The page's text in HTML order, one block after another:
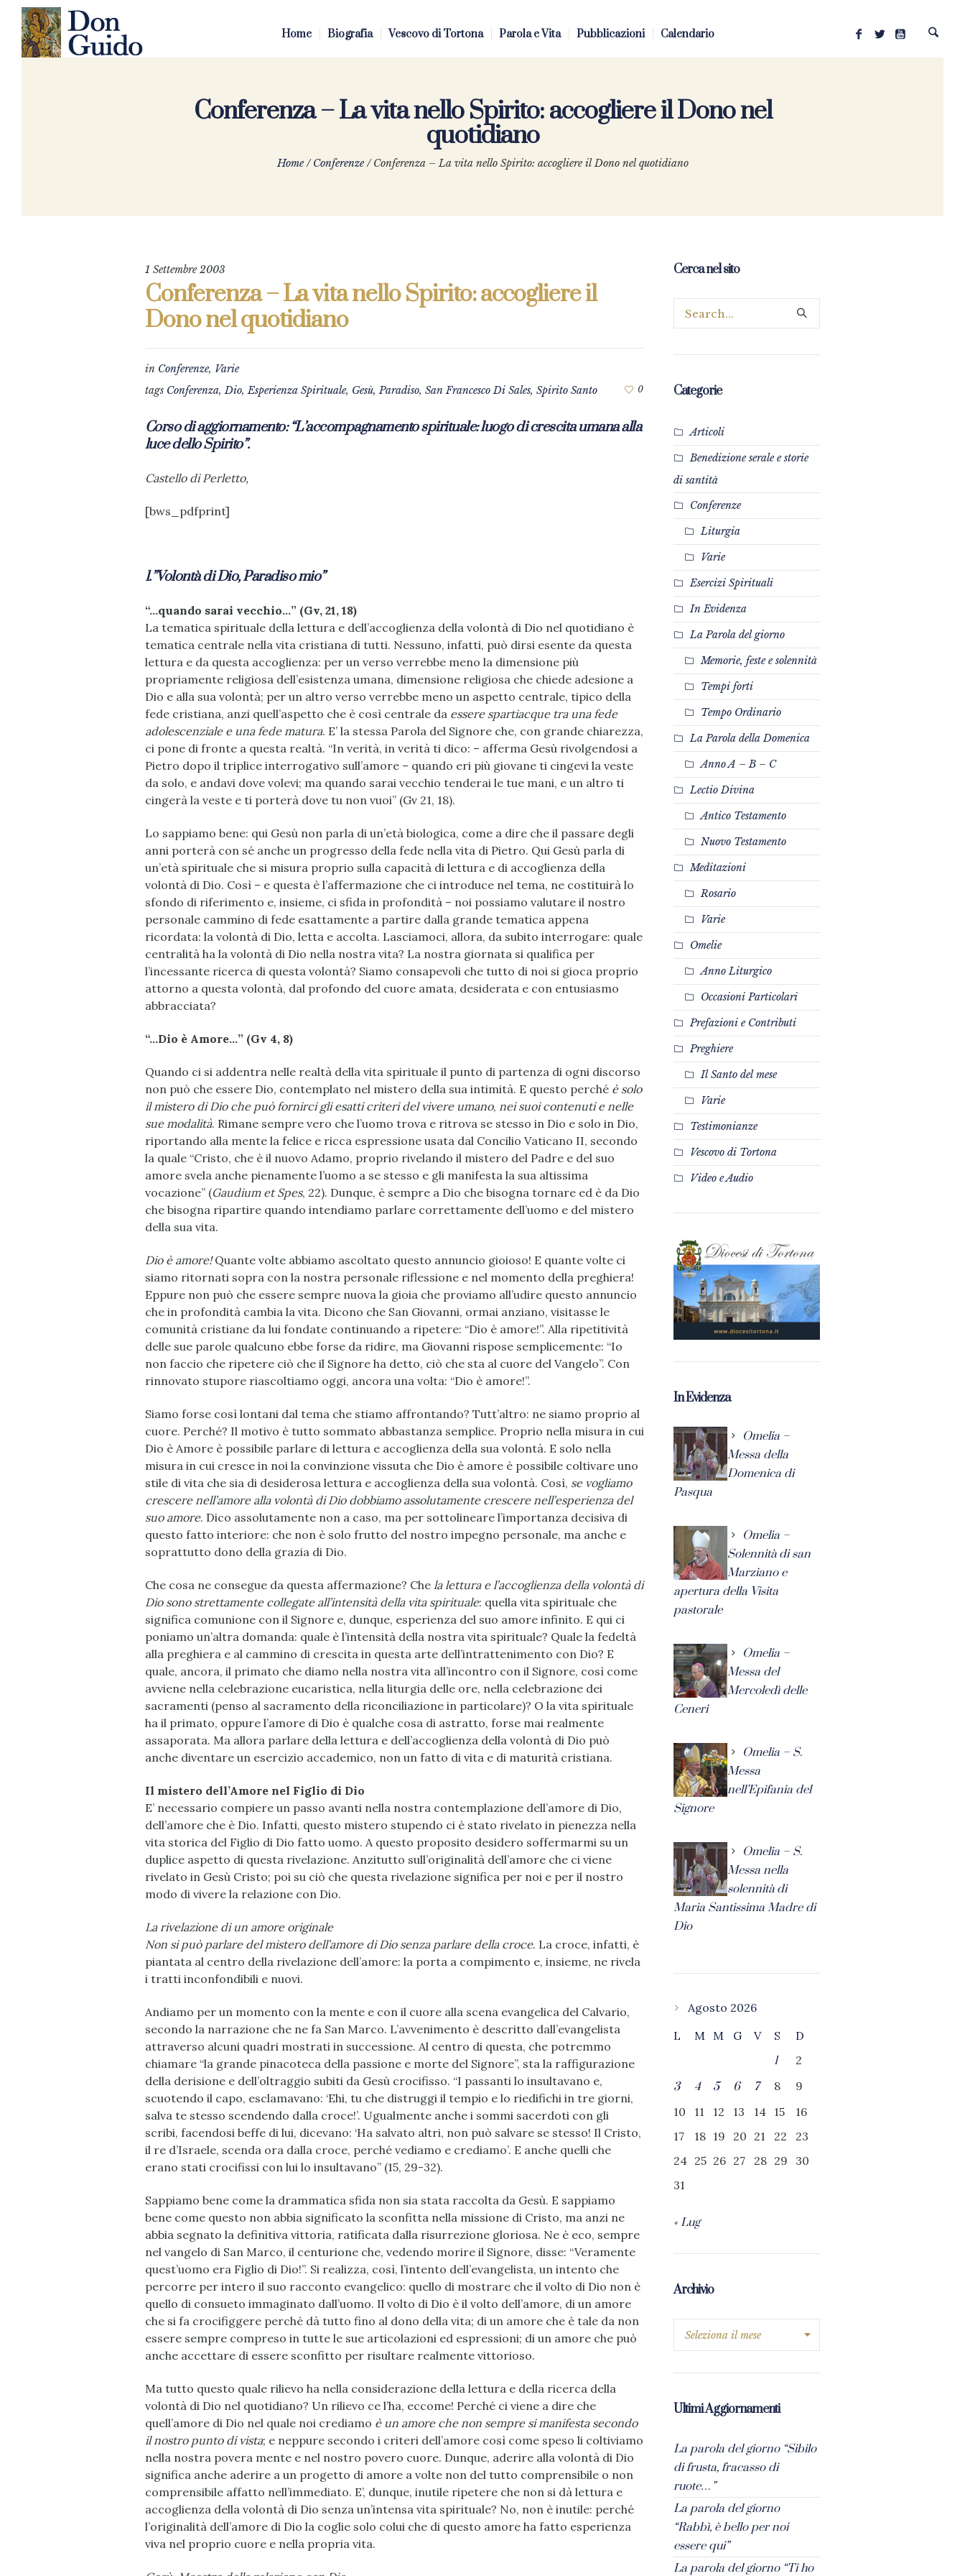
Home Biografia Vescovo di Tortona Parola e Vita Pubblicazioni Calendario
Conferenza – La vita nello Spirito: accogliere il Dono nel
quotidiano
Home /Conferenze /Conferenza – La vita nello Spirito: accogliere il Dono nel quotidiano
1 Settembre 2003
Conferenza – La vita nello Spirito: accogliere il
Dono nel quotidiano
in Conferenze, Varie
tags Conferenza,Dio,Esperienza Spirituale, Gesù,Paradiso, San Francesco Di Sales, Spirito Santo 0
Corso di aggiornamento: “L’accompagnamento spirituale: luogo di crescita umana alla
luce dello Spirito”.
Castello di Perletto,
[bws_pdfprint]
1.”Volontà di Dio, Paradiso mio”
“…quando sarai vecchio…” (Gv, 21, 18)
La tematica spirituale della lettura e dell’accoglienza della volontà di Dio nel quotidiano è
tematica centrale nella vita cristiana di tutti. Nessuno, infatti, può dirsi esente da questa
lettura e da questa accoglienza: per un verso verrebbe meno la dimensione più
propriamente religiosa dell’esistenza umana, dimensione religiosa che chiede adesione a
Dio e alla sua volontà; per un altro verso verrebbe meno un aspetto centrale, tipico della
fede cristiana, anzi quell’aspetto che è così centrale da essere spartiacque tra una fede
adolescenziale e una fede matura. E’ la stessa Parola del Signore che, con grande chiarezza,
ci pone di fronte a questa realtà. “In verità, in verità ti dico: – afferma Gesù rivolgendosi a
Pietro dopo il triplice interrogativo sull’amore – quando eri più giovane ti cingevi la veste
da solo, e andavi dove volevi; ma quando sarai vecchio tenderai le tue mani, e un altro ti
cingerà la veste e ti porterà dove tu non vuoi” (Gv 21, 18).
Lo sappiamo bene: qui Gesù non parla di un’età biologica, come a dire che il passare degli
anni porterà con sé anche un progresso della fede nella vita di Pietro. Qui Gesù parla di
un’età spirituale che si misura proprio sulla capacità di lettura e di accoglienza della
volontà di Dio. Così – e questa è l’affermazione che ci introduce nel tema, ne costituirà lo
sfondo di riferimento e, insieme, ci sfida in profondità – noi possiamo valutare il nostro
personale cammino di fede esattamente a partire dalla grande tematica appena
ricordata: la volontà di Dio, letta e accolta. Lasciamoci, allora, da subito interrogare: quale
centralità ha la volontà di Dio nella nostra vita? La nostra giornata si qualifica per
l’incessante ricerca di questa volontà? Siamo consapevoli che tutto di noi si gioca proprio
attorno a questa volontà, dal profondo del cuore amata, desiderata e con entusiasmo
abbracciata?
“…Dio è Amore…” (Gv 4, 8)
Quando ci si addentra nelle realtà della vita spirituale il punto di partenza di ogni discorso
non può che essere Dio, contemplato nel mistero della sua intimità. E questo perché è solo
il mistero di Dio che può fornirci gli esatti criteri del vivere umano, nei suoi contenuti e nelle
sue modalità. Rimane sempre vero che l’uomo trova e ritrova se stesso in Dio e solo in Dio,
riportando alla mente la felice e ricca espressione usata dal Concilio Vaticano II, secondo
la quale “Cristo, che è il nuovo Adamo, proprio rivelando il mistero del Padre e del suo
amore svela anche pienamente l’uomo a se stesso e gli manifesta la sua altissima
vocazione” (Gaudium et Spes, 22). Dunque, è sempre a Dio che bisogna tornare ed è da Dio
che bisogna ripartire quando intendiamo parlare correttamente dell’uomo e del mistero
della sua vita.
Dio è amore!Quante volte abbiamo ascoltato questo annuncio gioioso! E quante volte ci
siamo ritornati sopra con la nostra personale riflessione e nel momento della preghiera!
Eppure non può che essere sempre nuova la gioia che proviamo all’udire questo annuncio
che in profondità cambia la vita. Dicono che San Giovanni, ormai anziano, visitasse le
comunità cristiane da lui fondate continuando a ripetere: “Dio è amore!”. Alla ripetitività
delle sue parole qualcuno ebbe forse da ridire, ma Giovanni rispose semplicemente: “Io
non faccio che ripetere ciò che il Signore ha detto, ciò che sta al cuore del Vangelo”. Con
rinnovato stupore riascoltiamo oggi, ancora una volta: “Dio è amore!”.
Siamo forse così lontani dal tema che stiamo affrontando? Tutt’altro: ne siamo proprio al
cuore. Perché? Il motivo è tutto sommato abbastanza semplice. Proprio nella misura in cui
Dio è Amore è possibile parlare di lettura e accoglienza della sua volontà. E solo nella
misura in cui cresce in noi la convinzione vissuta che Dio è amore è possibile coltivare uno
stile di vita che sia di desiderosa lettura e accoglienza della sua volontà. Così, se vogliamo
crescere nell’amore alla volontà di Dio dobbiamo assolutamente crescere nell’esperienza del
suo amore. Dico assolutamente non a caso, ma per sottolineare l’importanza decisiva di
questo fatto interiore: che non è solo frutto del nostro impegno personale, ma anche e
soprattutto dono della grazia di Dio.
Che cosa ne consegue da questa affermazione? Che la lettura e l’accoglienza della volontà di
Dio sono strettamente collegate all’intensità della vita spirituale: quella vita spirituale che
significa comunione con il Signore e, dunque, esperienza del suo amore infinito. E qui ci
poniamo un’altra domanda: quale è l’intensità della nostra vita spirituale? Quale la fedeltà
alla preghiera e al cammino di crescita in questa arte dell’intrattenimento con Dio? E
quale, ancora, il primato che diamo nella nostra vita all’incontro con il Signore, così come
avviene nella celebrazione eucaristica, nella liturgia delle ore, nella celebrazione dei
sacramenti (penso al sacramento della riconciliazione in particolare)? O la vita spirituale
ha il primato, oppure l’amore di Dio è qualche cosa di astratto, forse mai realmente
assaporata. Ma allora parlare della lettura e dell’accoglienza della volontà di Dio può
anche diventare un esercizio accademico, non un fatto di vita e di maturità cristiana.
Il mistero dell’Amore nel Figlio di Dio
E’ necessario compiere un passo avanti nella nostra contemplazione dell’amore di Dio,
dell’amore che è Dio. Infatti, questo mistero stupendo ci è stato rivelato in pienezza nella
vita storica del Figlio di Dio fatto uomo. A questo proposito desidero soffermarmi su un
duplice aspetto di questa rivelazione. Anzitutto sull’originalità dell’amore che ci viene
rivelato in Gesù Cristo; poi su ciò che questa rivelazione significa per noi e per il nostro
modo di vivere la relazione con Dio.
La rivelazione di un amore originale
Non si può parlare del mistero dell’amore di Dio senza parlare della croce. La croce, infatti, è
piantata al centro della rivelazione dell’amore: la porta a compimento e, insieme, ne rivela
i tratti inconfondibili e nuovi.
Andiamo per un momento con la mente e con il cuore alla scena evangelica del Calvario,
secondo la narrazione che ne fa San Marco. L’avvenimento è descritto dall’evangelista
attraverso alcuni quadri mostrati in successione. Al centro di questa, che potremmo
chiamare “la grande pinacoteca della passione e morte del Signore”, sta la raffigurazione
della derisione e dell’oltraggio subiti da Gesù crocifisso. “I passanti lo insultavano e,
scuotendo il capo, esclamavano: ‘Ehi, tu che distruggi il tempio e lo riedifichi in tre giorni,
salva te stesso scendendo dalla croce!’. Ugualmente anche i sommi sacerdoti con gli
scribi, facendosi beffe di lui, dicevano: ‘Ha salvato altri, non può salvare se stesso! Il Cristo,
il re d’Israele, scenda ora dalla croce, perché vediamo e crediamo’. E anche quelli che
erano stati crocifissi con lui lo insultavano” (15, 29-32).
Sappiamo bene come la drammatica sfida non sia stata raccolta da Gesù. E sappiamo
bene come questo non abbia significato la sconfitta nella missione di Cristo, ma anzi ne
abbia segnato la definitiva vittoria, ratificata dalla risurrezione gloriosa. Ne è eco, sempre
nel vangelo di San Marco, il centurione che, vedendo morire il Signore, disse: “Veramente
quest’uomo era Figlio di Dio!”. Si realizza, così, l’intento dell’evangelista, un intento che
percorre per intero il suo racconto evangelico: quello di mostrare che il volto di Dio non è
quello di consueto immaginato dall’uomo. Il volto di Dio è il volto dell’amore, di un amore
che si fa crocifiggere perché dà tutto fino al dono della vita; di un amore che è tale da non
essere sempre compreso in tutte le sue articolazioni ed espressioni; di un amore che può
anche accettare di essere sconfitto per risultare realmente vittorioso.
Ma tutto questo quale rilievo ha nella considerazione della lettura e della ricerca della
volontà di Dio nel quotidiano? Un rilievo ce l’ha, eccome! Perché ci viene a dire che
quell’amore di Dio nel quale noi crediamo è un amore che non sempre si manifesta secondo
il nostro punto di vista; e neppure secondo i criteri dell’amore così come speso li coltiviamo
nella nostra povera mente e nel nostro povero cuore. Dunque, aderire alla volontà di Dio
significa anche aderire a un progetto di amore a volte non del tutto comprensibile o non
comprensibile affatto nell’immediato. E’, dunque, inutile ripetere che non si dà lettura e
accoglienza della volontà di Dio senza un’intensa vita spirituale? No, non è inutile: perché
l’originalità dell’amore di Dio la coglie solo colui che di questo amore ha fatto esperienza
viva nel proprio cuore e nella propria vita.
Cerca nel sito
Categorie
Articoli
Benedizione serale e storie
di santità
Conferenze
Liturgia
Varie
Esercizi Spirituali
In Evidenza
La Parola del giorno
Memorie, feste e solennità
Tempi forti
Tempo Ordinario
La Parola della Domenica
Anno A – B – C
Lectio Divina
Antico Testamento
Nuovo Testamento
Meditazioni
Rosario
Varie
Omelie
Anno Liturgico
Occasioni Particolari
Prefazioni e Contributi
Preghiere
Il Santo del mese
Varie
Testimonianze
Vescovo di Tortona
Video e Audio
In Evidenza
Omelia –
Messa della
Domenica di
Pasqua
Omelia –
Solennità di san
Marziano e
apertura della Visita
pastorale
Omelia –
Messa del
Mercoledì delle
Ceneri
Omelia – S.
Messa
nell’Epifania del
Signore
Omelia – S.
Messa nella
solennità di
Maria Santissima Madre di
Dio
Agosto 2026
L
M M G V S
D
1
2
3
4 5 6 7 8
9
10
11 12 13 14 15
16
17
18 19 20 21 22
23
24 25 26 27 28 29
30
31
« Lug
Archivio
Ultimi Aggiornamenti
La parola del giorno “Sibilo
di frusta, fracasso di
ruote…”
La parola del giorno
“Rabbì, è bello per noi
essere qui”
La parola del giorno “Ti ho